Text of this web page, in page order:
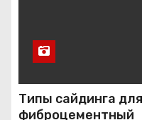
Типы сайдинга
фиброцементный